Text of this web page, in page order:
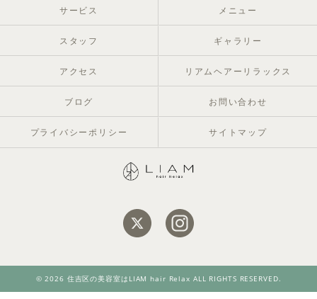
サービス メニュー
スタッフ ギャラリー
アクセス リアムヘアーリラックス
ブログ お問い合わせ
プライバシーポリシー サイトマップ
© 2026 住吉区の美容室はLIAM hair Relax ALL RIGHTS RESERVED.